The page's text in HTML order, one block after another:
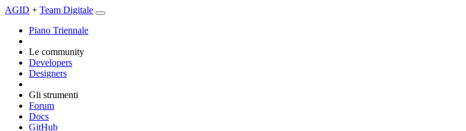
AGID + Team Digitale
Piano Triennale
Le community
Developers
Designers
Gli strumenti
Forum
Docs
GitHub